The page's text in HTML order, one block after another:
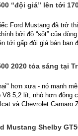
“đội giá” lên tới
Ford Mustang đã trở
bởi độ “sốt” của
tới gấp đôi giá bán ban
2020 tỏa sáng tại
hơn xưa - nó mạnh
5,2 lít, nhỏ hơn động
và Chevrolet Camaro
Mustang Shelby